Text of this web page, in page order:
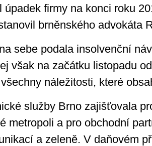
úpadek firmy na konci roku
brněnského advokáta
sebe podala insolvenční
však na začátku listopadu
náležitosti, které
služby Brno zajišťovala
metropoli a pro obchodní
a zeleně. V daňovém